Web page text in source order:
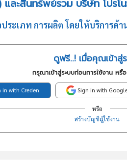
และสินทรัพย์รวม บริษัท โปร
ระเภท การผลิต โดยให้บริการ
ดูฟรี..! เมื่อคุณเข้าสู่
กรุณาเข้าสู่ระบบก่อนการใช้งาน หรื
with Creden Sign in with
หรือ
สร้างบัญชีผู้ใช้งาน